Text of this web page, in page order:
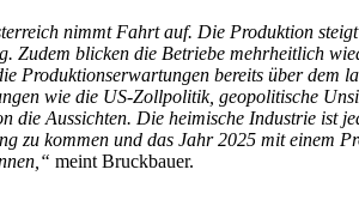
nimmt Fahrt auf. Die Produktion
Zudem blicken die Betriebe mehrheitlich
Produktionserwartungen bereits über dem
wie die US-Zollpolitik, geopolitische
die Aussichten. Die heimische Industrie ist
zu kommen und das Jahr 2025 mit einem
meint Bruckbauer.